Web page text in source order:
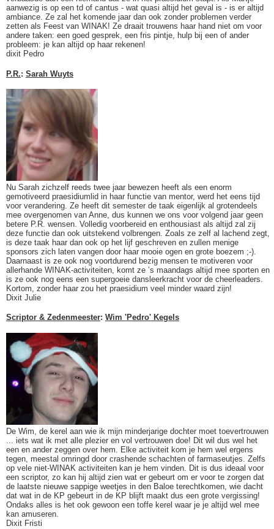
aanwezig is op een td of cantus - wat quasi altijd het geval is - is er altijd
ambiance. Ze zal het komende jaar dan ook zonder problemen verder
zetten als Feest van WINAK! Ze draait trouwens haar hand niet om voor
andere taken: een goed gesprek, een fris pintje, hulp bij een of ander
probleem: je kan altijd op haar rekenen!
dixit Pedro
P.R.: Sarah Wuyts
Nu Sarah zichzelf reeds twee jaar bewezen heeft als een enorm
gemotiveerd praesidiumlid in haar functie van mentor, werd het eens tijd
voor verandering. Ze heeft dit semester de taak eigenlijk al grotendeels
mee overgenomen van Anne, dus kunnen we ons voor volgend jaar geen
betere P.R. wensen. Volledig voorbereid en enthousiast als altijd zal zij
deze functie dan ook uitstekend volbrengen. Zoals ze zelf al lachend zegt,
is deze taak haar dan ook op het lijf geschreven en zullen menige
sponsors zich laten vangen door haar mooie ogen en grote boezem ;-).
Daarnaast is ze ook nog voortdurend bezig mensen te motiveren voor
allerhande WINAK-activiteiten, komt ze ’s maandags altijd mee sporten en
is ze ook nog eens een supergoeie dansleerkracht voor de cheerleaders.
Kortom, zonder haar zou het praesidium veel minder waard zijn!
Dixit Julie
Scriptor & Zedenmeester: Wim 'Pedro' Kegels
De Wim, de kerel aan wie ik mijn minderjarige dochter moet toevertrouwen
... iets wat ik met alle plezier en vol vertrouwen doe! Dit wil dus wel het
een en ander zeggen over hem. Elke activiteit kom je hem wel ergens
tegen, meestal omringd door crashende schachten of farmaseutjes. Zelfs
op vele niet-WINAK activiteiten kan je hem vinden. Dit is dus ideaal voor
een scriptor, zo kan hij altijd zien wat er gebeurt om er voor te zorgen dat
de laatste nieuwe sappige weetjes in den Baloe terechtkomen, wie dacht
dat wat in de KP gebeurt in de KP blijft maakt dus een grote vergissing!
Ondaks alles is het ook gewoon een toffe kerel waar je je altijd wel mee
kan amuseren.
Dixit Fristi